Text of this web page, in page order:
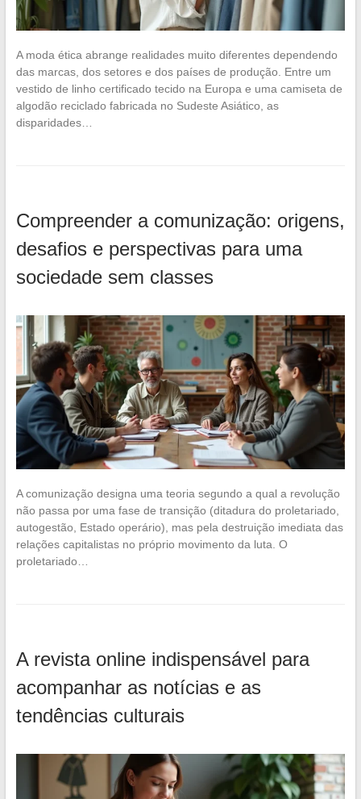
A moda ética abrange realidades muito diferentes dependendo
das marcas, dos setores e dos países de produção. Entre um
vestido de linho certificado tecido na Europa e uma camiseta de
algodão reciclado fabricada no Sudeste Asiático, as
disparidades…
Compreender a comunização: origens,
desafios e perspectivas para uma
sociedade sem classes
A comunização designa uma teoria segundo a qual a revolução
não passa por uma fase de transição (ditadura do proletariado,
autogestão, Estado operário), mas pela destruição imediata das
relações capitalistas no próprio movimento da luta. O
proletariado…
A revista online indispensável para
acompanhar as notícias e as
tendências culturais